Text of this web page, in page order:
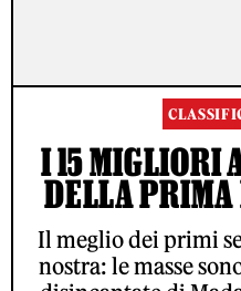
I 15 MIGLIORI
DELLA
Il meglio dei primi
nostra: le masse